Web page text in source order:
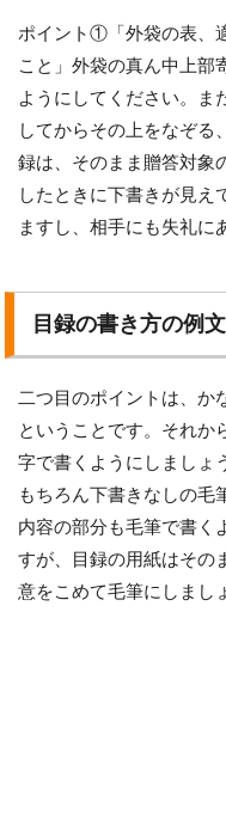
ポイント①「外袋の表、
こと」外袋の真ん中上部
ようにしてください。ま
してからその上をなぞる
録は、そのまま贈答対象
したときに下書きが見え
ますし、相手にも失礼に
目録の書き方の例
二つ目のポイントは、か
ということです。それか
字で書くようにしましょ
もちろん下書きなしの毛
内容の部分も毛筆で書く
すが、目録の用紙はその
意をこめて毛筆にしまし